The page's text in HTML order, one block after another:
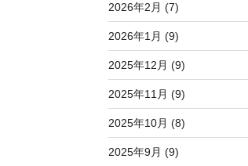
2026年2月 (7)
2026年1月 (9)
2025年12月 (9)
2025年11月 (9)
2025年10月 (8)
2025年9月 (9)